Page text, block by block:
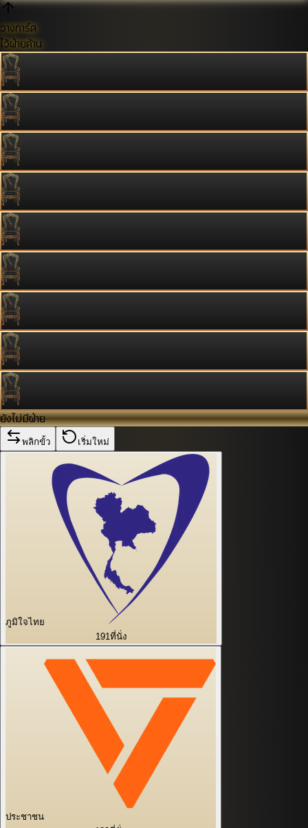
วางการ์ด
ไว้ฝ่ายค้าน
ยังไม่มีฝ่าย
พลิกขั้ว เริ่มใหม่
ภูมิใจไทย
191ที่นั่ง
ประชาชน